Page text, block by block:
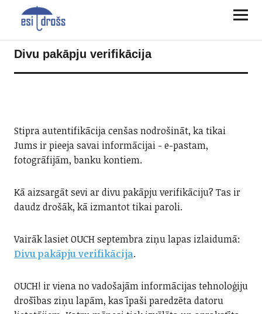
Divu pakāpju verifikācija
Stipra autentifikācija cenšas nodrošināt, ka tikai
Jums ir pieeja savai informācijai - e-pastam,
fotogrāfijām, banku kontiem.
Kā aizsargāt sevi ar divu pakāpju verifikāciju? Tas ir
daudz drošāk, kā izmantot tikai paroli.
Vairāk lasiet OUCH septembra ziņu lapas izlaidumā:
Divu pakāpju verifikācija.
OUCH! ir viena no vadošajām informācijas tehnoloģiju
drošības ziņu lapām, kas īpaši paredzēta datoru